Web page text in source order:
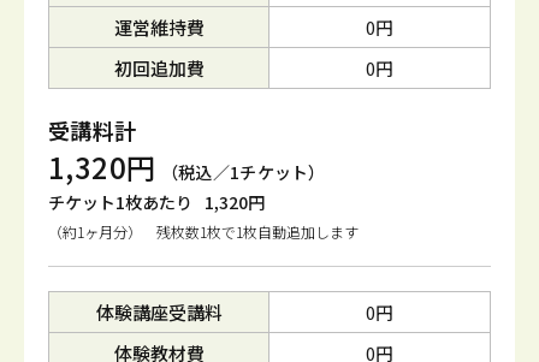
運営維持費
0円
初回追加費
0円
受講料計
1,320円
（税込／1チケット）
チケット1枚あたり
1,320円
（約1ヶ月分） 残枚数1枚で1枚自動追加します
体験講座受講料
0円
体験教材費
0円